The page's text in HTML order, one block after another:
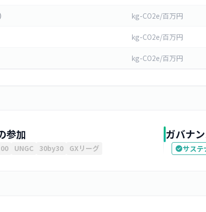
kg-CO2e/百万円
kg-CO2e/百万円
kg-CO2e/百万円
参加
UNGC 30by30 GXリーグ
ガバナ
サステ